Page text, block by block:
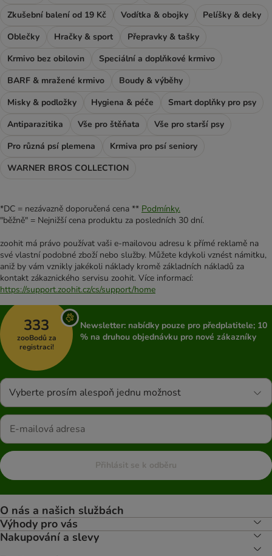
Zkušební balení od 19 Kč
Vodítka & obojky
Pelíšky & deky
Oblečky
Hračky & sport
Přepravky & tašky
Krmivo bez obilovin
Speciální a doplňkové krmivo
BARF & mražené krmivo
Boudy & výběhy
Misky & podložky
Hygiena & péče
Smart doplňky pro psy
Antiparazitika
Vše pro štěňata
Vše pro starší psy
Pro různá psí plemena
Krmiva pro psí seniory
WARNER BROS COLLECTION
*DC = nezávazně doporučená cena ** Podmínky.
"běžně" = Nejnižší cena produktu za posledních 30 dní.
zoohit má právo používat vaši e-mailovou adresu k přímé reklamě na
své vlastní podobné zboží nebo služby. Můžete kdykoli vznést námitku,
aniž by vám vznikly jakékoli náklady kromě základních nákladů za
kontakt zákaznického servisu zoohit. Více informací:
https://support.zoohit.cz/cs/support/home
333
zooBodů za
registraci!
Newsletter: nabídky pouze pro předplatitele; 10
% na druhou objednávku pro nové zákazníky
Vyberte prosím alespoň jednu možnost
Přihlásit se k odběru
O nás a našich službách
Výhody pro vás
Nakupování a slevy